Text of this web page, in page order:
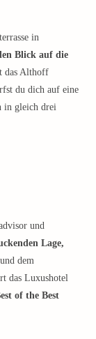
in
Blick auf die
das Althoff
du dich auf eine
in gleich drei
und
Lage,
dem
das Luxushotel
of the Best